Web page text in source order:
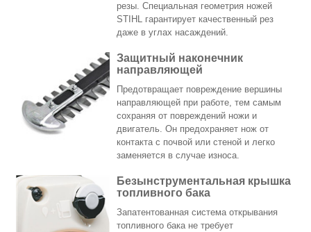
резы. Специальная геометрия ножей
STIHL гарантирует качественный рез
даже в углах насаждений.
Защитный наконечник
направляющей
Предотвращает повреждение вершины
направляющей при работе, тем самым
сохраняя от повреждений ножи и
двигатель. Он предохраняет нож от
контакта с почвой или стеной и легко
заменяется в случае износа.
Безынструментальная крышка
топливного бака
Запатентованная система открывания
топливного бака не требует